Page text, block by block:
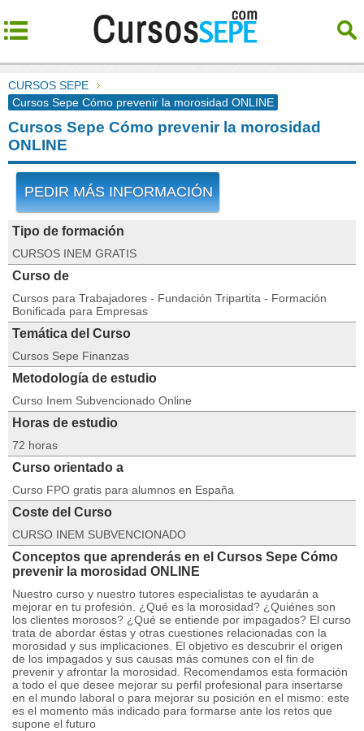
CURSOS SEPE
Cursos Sepe Cómo prevenir la morosidad ONLINE
Cursos Sepe Cómo prevenir la morosidad
ONLINE
PEDIR MÁS INFORMACIÓN
Tipo de formación
CURSOS INEM GRATIS
Curso de
Cursos para Trabajadores - Fundación Tripartita - Formación
Bonificada para Empresas
Temática del Curso
Cursos Sepe Finanzas
Metodología de estudio
Curso Inem Subvencionado Online
Horas de estudio
72 horas
Curso orientado a
Curso FPO gratis para alumnos en España
Coste del Curso
CURSO INEM SUBVENCIONADO
Conceptos que aprenderás en el Cursos Sepe Cómo
prevenir la morosidad ONLINE
Nuestro curso y nuestro tutores especialistas te ayudarán a
mejorar en tu profesión. ¿Qué es la morosidad? ¿Quiénes son
los clientes morosos? ¿Qué se entiende por impagados? El curso
trata de abordar éstas y otras cuestiones relacionadas con la
morosidad y sus implicaciones. El objetivo es descubrir el origen
de los impagados y sus causas más comunes con el fin de
prevenir y afrontar la morosidad. Recomendamos esta formación
a todo el que desee mejorar su perfil profesional para insertarse
en el mundo laboral o para mejorar su posición en el mismo: este
es el momento más indicado para formarse ante los retos que
supone el futuro